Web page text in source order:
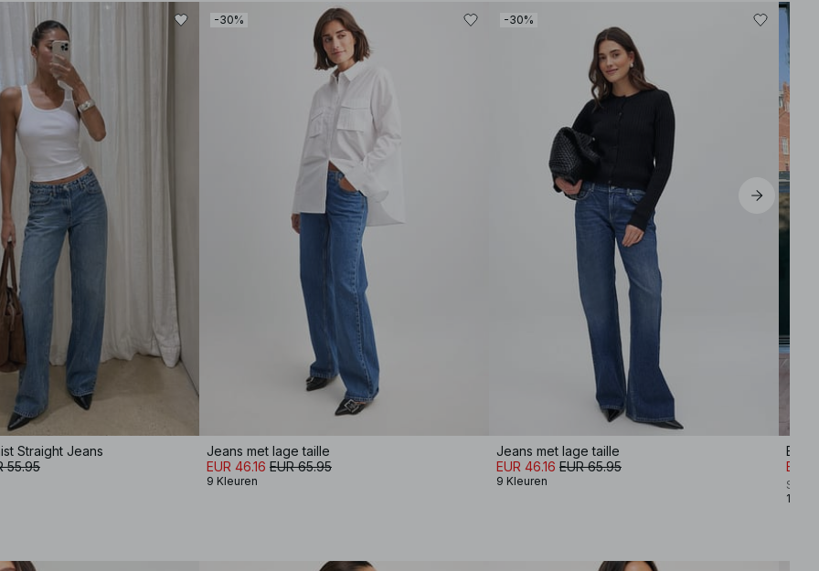
Straight Jeans
55.95
-30%
Jeans met lage taille
EUR 46.16 EUR 65.95
9 Kleuren
-30%
Jeans met lage taille
EUR 46.16 EUR 65.95
9 Kleuren
EUR
1